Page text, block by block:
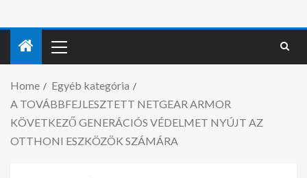
Home
Egyéb kategória
A TOVÁBBFEJLESZTETT NETGEAR ARMOR
KÖVETKEZŐ GENERÁCIÓS VÉDELMET NYÚJT AZ
OTTHONI ESZKÖZÖK SZÁMÁRA